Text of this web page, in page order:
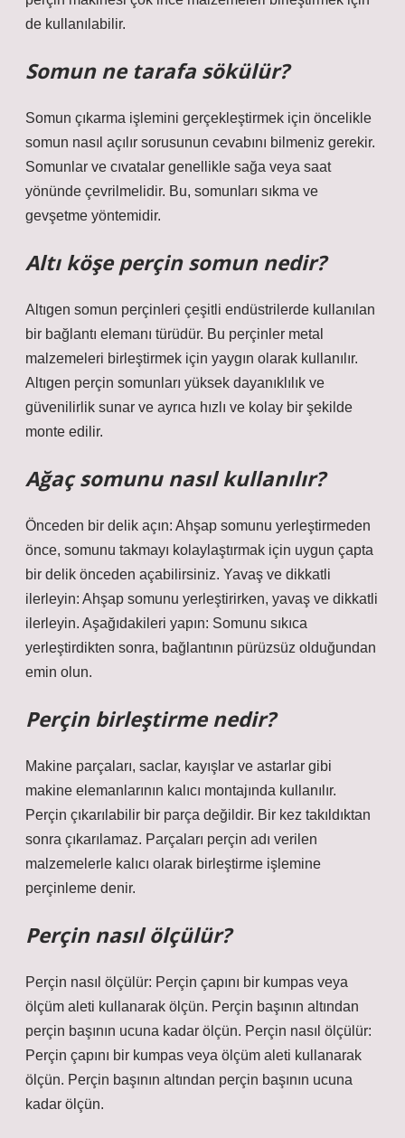
de kullanılabilir.
Somun ne tarafa sökülür?
Somun çıkarma işlemini gerçekleştirmek için öncelikle
somun nasıl açılır sorusunun cevabını bilmeniz gerekir.
Somunlar ve cıvatalar genellikle sağa veya saat
yönünde çevrilmelidir. Bu, somunları sıkma ve
gevşetme yöntemidir.
Altı köşe perçin somun nedir?
Altıgen somun perçinleri çeşitli endüstrilerde kullanılan
bir bağlantı elemanı türüdür. Bu perçinler metal
malzemeleri birleştirmek için yaygın olarak kullanılır.
Altıgen perçin somunları yüksek dayanıklılık ve
güvenilirlik sunar ve ayrıca hızlı ve kolay bir şekilde
monte edilir.
Ağaç somunu nasıl kullanılır?
Önceden bir delik açın: Ahşap somunu yerleştirmeden
önce, somunu takmayı kolaylaştırmak için uygun çapta
bir delik önceden açabilirsiniz. Yavaş ve dikkatli
ilerleyin: Ahşap somunu yerleştirirken, yavaş ve dikkatli
ilerleyin. Aşağıdakileri yapın: Somunu sıkıca
yerleştirdikten sonra, bağlantının pürüzsüz olduğundan
emin olun.
Perçin birleştirme nedir?
Makine parçaları, saclar, kayışlar ve astarlar gibi
makine elemanlarının kalıcı montajında ​​kullanılır.
Perçin çıkarılabilir bir parça değildir. Bir kez takıldıktan
sonra çıkarılamaz. Parçaları perçin adı verilen
malzemelerle kalıcı olarak birleştirme işlemine
perçinleme denir.
Perçin nasıl ölçülür?
Perçin nasıl ölçülür: Perçin çapını bir kumpas veya
ölçüm aleti kullanarak ölçün. Perçin başının altından
perçin başının ucuna kadar ölçün. Perçin nasıl ölçülür:
Perçin çapını bir kumpas veya ölçüm aleti kullanarak
ölçün. Perçin başının altından perçin başının ucuna
kadar ölçün.